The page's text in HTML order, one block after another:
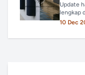
Update
lengkap
dan
10 Dec